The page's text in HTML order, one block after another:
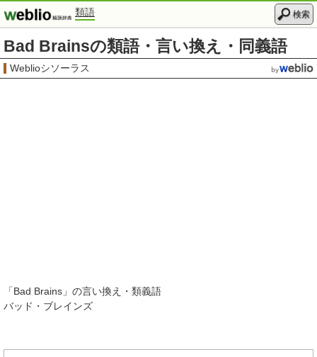
類語 検索
Bad Brainsの類語・言い換え・同義語
Weblioシソーラス
「Bad Brains 」の言い換え・類義語
バッド・ブレインズ